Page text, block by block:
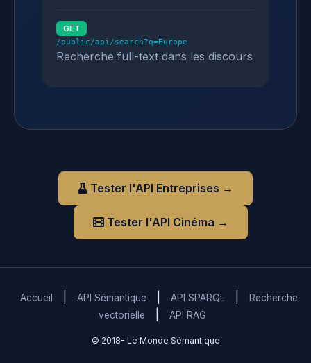
GET
/public/api/search?q=Europe
Recherche full-text dans les discours
Tester l'API Entreprises →
Tester l'API Cinéma →
Accueil API Sémantique API SPARQL
Recherche
vectorielle
API RAG
© 2018- Le Monde Sémantique